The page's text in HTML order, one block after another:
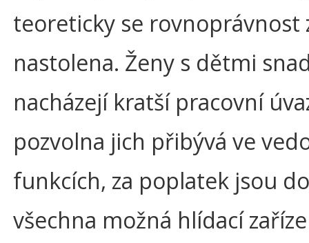
teoreticky se rovnoprávnost
nastolena. Ženy s dětmi
nacházejí kratší pracovní
pozvolna jich přibývá ve
funkcích, za poplatek jsou
všechna možná hlídací